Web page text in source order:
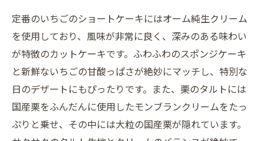
定番のいちごのショートケーキにはオーム純生クリーム
を使用しており、風味が非常に良く、深みのある味わい
が特徴のカットケーキです。ふわふわのスポンジケーキ
と新鮮ないちごの甘酸っぱさが絶妙にマッチし、特別な
日のデザートにもぴったりです。また、栗のタルトには
国産栗をふんだんに使用したモンブランクリームをたっ
ぷりと乗せ、その中には大粒の国産栗が隠れています。